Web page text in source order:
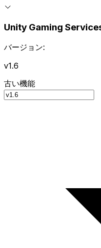
Unity Gaming
バージョン:
v1.6
古い機能